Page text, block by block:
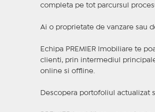
completa pe tot parcursul
Ai o proprietate de vanzare sau
Echipa PREMIER Imobiliare te
clienti, prin intermediul
online si offline.
Descopera portofoliul actualizat